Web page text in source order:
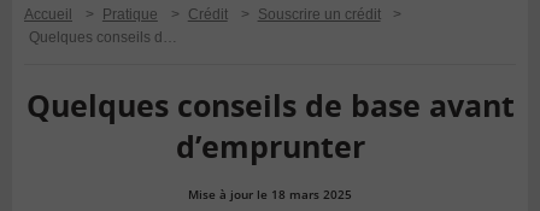
Accueil > Pratique > Crédit > Souscrire un crédit
>
Quelques conseils de base avant d’emprunter
Quelques conseils de base avant
d’emprunter
Mise à jour le 18 mars 2025